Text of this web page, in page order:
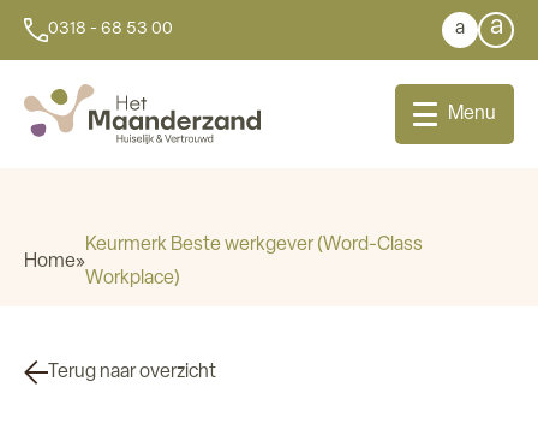
0318 - 68 53 00 a a
Bij u thuis
Dagbesteding
Menu
Home»
Keurmerk Beste werkgever (Word-Class
Workplace)
Terug naar overzicht